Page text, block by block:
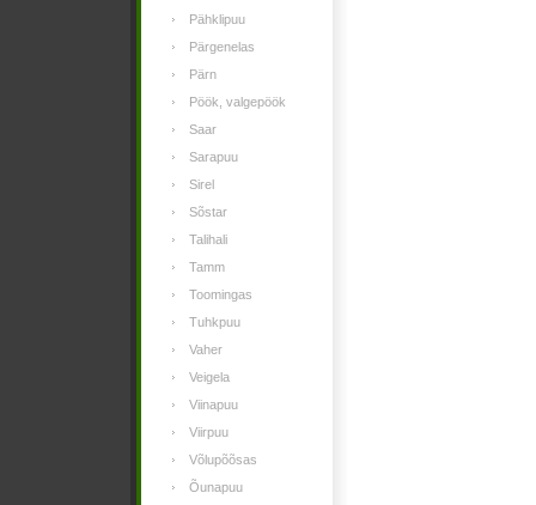
Pähklipuu
Pärgenelas
Pärn
Pöök, valgepöök
Saar
Sarapuu
Sirel
Sõstar
Talihali
Tamm
Toomingas
Tuhkpuu
Vaher
Veigela
Viinapuu
Viirpuu
Võlupõõsas
Õunapuu